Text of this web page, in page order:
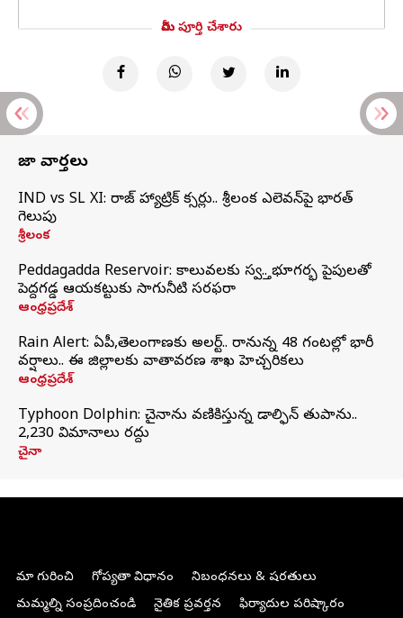
మీరు పూర్తి చేశారు
తాజా వార్తలు
IND vs SL XI: సిరాజ్‌ హ్యాట్రిక్‌ సిక్సర్లు.. శ్రీలంక ఎలెవన్‌పై భారత్‌
గెలుపు
శ్రీలంక
Peddagadda Reservoir: కాలువలకు స్వస్తి.. భూగర్భ పైపులతో
పెద్దగడ్డ ఆయకట్టుకు సాగునీటి సరఫరా
ఆంధ్రప్రదేశ్
Rain Alert: ఏపీ,తెలంగాణకు అలర్ట్.. రానున్న 48 గంటల్లో భారీ
వర్షాలు.. ఈ జిల్లాలకు వాతావరణ శాఖ హెచ్చరికలు
ఆంధ్రప్రదేశ్
Typhoon Dolphin: చైనాను వణికిస్తున్న డాల్ఫిన్‌ తుపాను..
2,230 విమానాలు రద్దు
చైనా
మా గురించి గోప్యతా విధానం
నిబంధనలు & షరతులు
మమ్మల్ని సంప్రదించండి
నైతిక ప్రవర్తన ఫిర్యాదుల పరిష్కారం